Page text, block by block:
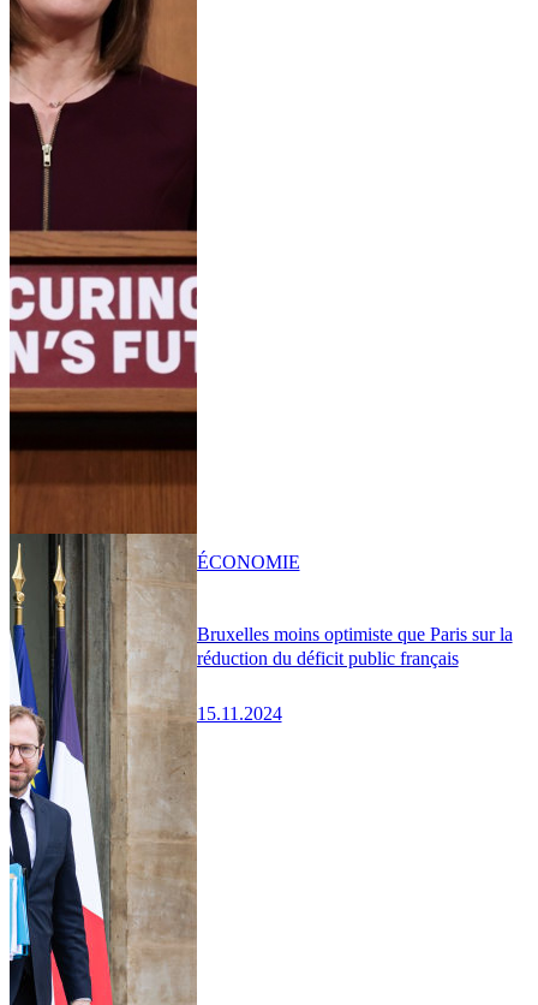
Bruxelles moins optimiste que Paris sur la
réduction du déficit public français
15.11.2024
ÉCONOMIE